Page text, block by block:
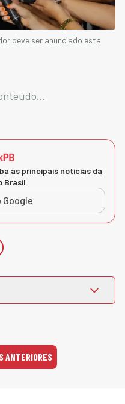
deve ser anunciado esta
as principais notícias da
Brasil
Google
ANTERIORES